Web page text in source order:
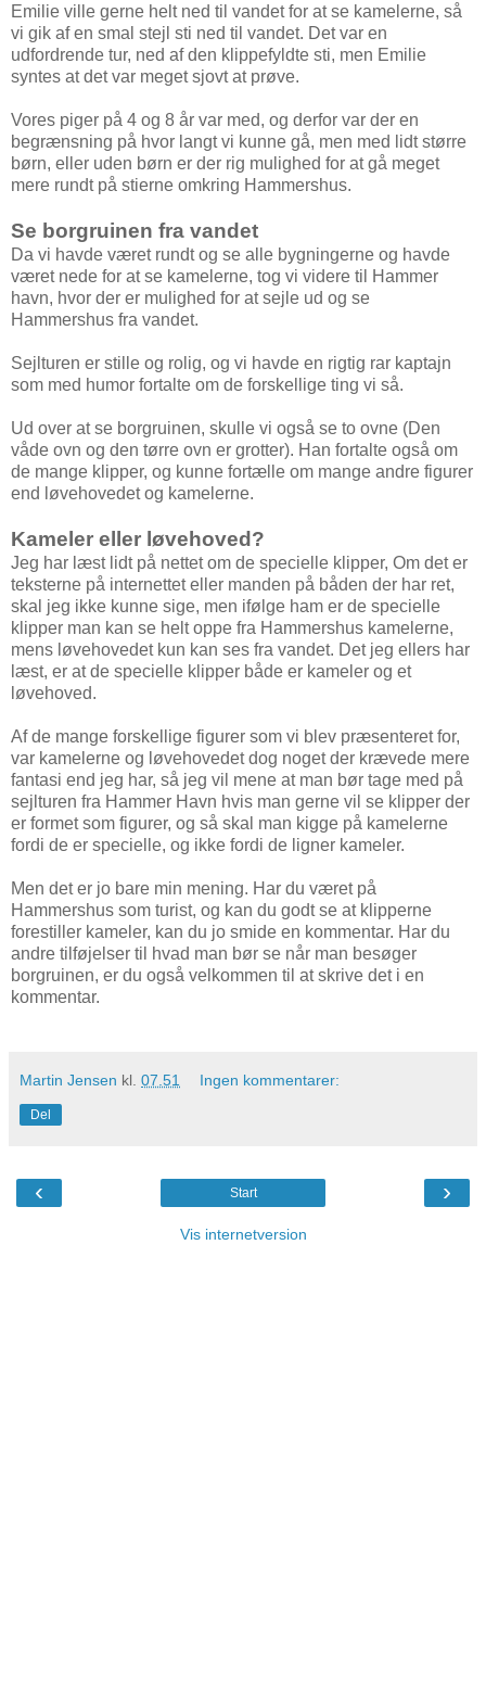
Emilie ville gerne helt ned til vandet for at se kamelerne, så
vi gik af en smal stejl sti ned til vandet. Det var en
udfordrende tur, ned af den klippefyldte sti, men Emilie
syntes at det var meget sjovt at prøve.
Vores piger på 4 og 8 år var med, og derfor var der en
begrænsning på hvor langt vi kunne gå, men med lidt større
børn, eller uden børn er der rig mulighed for at gå meget
mere rundt på stierne omkring Hammershus.
Se borgruinen fra vandet
Da vi havde været rundt og se alle bygningerne og havde
været nede for at se kamelerne, tog vi videre til Hammer
havn, hvor der er mulighed for at sejle ud og se
Hammershus fra vandet.
Sejlturen er stille og rolig, og vi havde en rigtig rar kaptajn
som med humor fortalte om de forskellige ting vi så.
Ud over at se borgruinen, skulle vi også se to ovne (Den
våde ovn og den tørre ovn er grotter). Han fortalte også om
de mange klipper, og kunne fortælle om mange andre figurer
end løvehovedet og kamelerne.
Kameler eller løvehoved?
Jeg har læst lidt på nettet om de specielle klipper, Om det er
teksterne på internettet eller manden på båden der har ret,
skal jeg ikke kunne sige, men ifølge ham er de specielle
klipper man kan se helt oppe fra Hammershus kamelerne,
mens løvehovedet kun kan ses fra vandet. Det jeg ellers har
læst, er at de specielle klipper både er kameler og et
løvehoved.
Af de mange forskellige figurer som vi blev præsenteret for,
var kamelerne og løvehovedet dog noget der krævede mere
fantasi end jeg har, så jeg vil mene at man bør tage med på
sejlturen fra Hammer Havn hvis man gerne vil se klipper der
er formet som figurer, og så skal man kigge på kamelerne
fordi de er specielle, og ikke fordi de ligner kameler.
Men det er jo bare min mening. Har du været på
Hammershus som turist, og kan du godt se at klipperne
forestiller kameler, kan du jo smide en kommentar. Har du
andre tilføjelser til hvad man bør se når man besøger
borgruinen, er du også velkommen til at skrive det i en
kommentar.
Martin Jensen kl. 07.51 Ingen kommentarer:
Del
‹ ›
Start
Vis internetversion